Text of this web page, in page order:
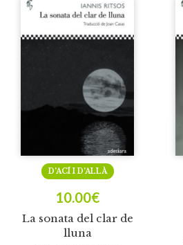
La sonata del clar de
lluna
D’ACÍ I D’ALLÀ
10.00€